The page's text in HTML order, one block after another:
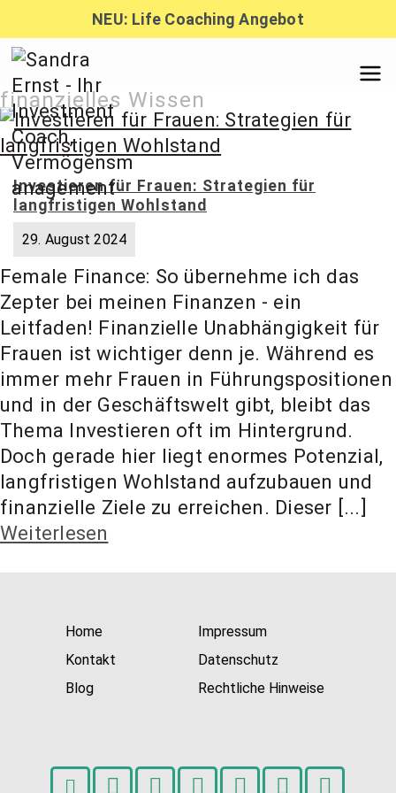
Inhalt
springen
NEU: Life Coaching Angebot
Sandra
Ernst –
Finanzber
atung,
Investmen
t Coach,
Anlageber
finanzielles Wissen
Investieren für Frauen: Strategien für
langfristigen Wohlstand
29. August 2024
Female Finance: So übernehme ich das
Zepter bei meinen Finanzen - ein
Leitfaden! Finanzielle Unabhängigkeit für
Frauen ist wichtiger denn je. Während es
immer mehr Frauen in Führungspositionen
und in der Geschäftswelt gibt, bleibt das
Thema Investieren oft im Hintergrund.
Doch gerade hier liegt enormes Potenzial,
langfristigen Wohlstand aufzubauen und
finanzielle Ziele zu erreichen. Dieser [...]
Weiterlesen
Home
Kontakt
Blog
Impressum
Datenschutz
Rechtliche Hinweise